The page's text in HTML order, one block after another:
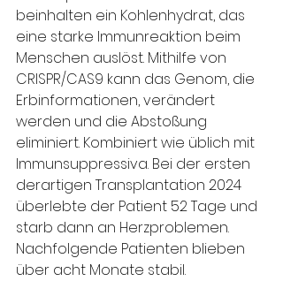
beinhalten ein Kohlenhydrat, das
eine starke Immunreaktion beim
Menschen auslöst. Mithilfe von
CRISPR/CAS9 kann das Genom, die
Erbinformationen, verändert
werden und die Abstoßung
eliminiert. Kombiniert wie üblich mit
Immunsuppressiva. Bei der ersten
derartigen Transplantation 2024
überlebte der Patient 52 Tage und
starb dann an Herzproblemen.
Nachfolgende Patienten blieben
über acht Monate stabil.